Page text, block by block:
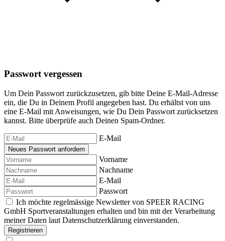
Passwort vergessen
Um Dein Passwort zurückzusetzen, gib bitte Deine E-Mail-Adresse
ein, die Du in Deinem Profil angegeben hast. Du erhältst von uns
eine E-Mail mit Anweisungen, wie Du Dein Passwort zurücksetzen
kannst. Bitte überprüfe auch Deinen Spam-Ordner.
E-Mail
Vorname
Nachname
E-Mail
Passwort
Ich möchte regelmässige Newsletter von SPEER RACING
GmbH Sportveranstaltungen erhalten und bin mit der Verarbeitung
meiner Daten laut Datenschutzerklärung einverstanden.
Registrieren